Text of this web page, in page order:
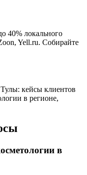
40% локального
Yell.ru. Собирайте
кейсы клиентов
в регионе,
в